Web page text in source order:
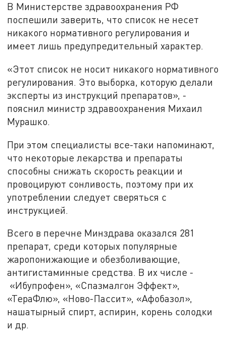
В Министерстве здравоохранения РФ
поспешили заверить, что список не несет
никакого нормативного регулирования и
имеет лишь предупредительный характер.
«Этот список не носит никакого нормативного
регулирования. Это выборка, которую делали
эксперты из инструкций препаратов», -
пояснил министр здравоохранения Михаил
Мурашко.
При этом специалисты все-таки напоминают,
что некоторые лекарства и препараты
способны снижать скорость реакции и
провоцируют сонливость, поэтому при их
употреблении следует сверяться с
инструкцией.
Всего в перечне Минздрава оказался 281
препарат, среди которых популярные
жаропонижающие и обезболивающие,
антигистаминные средства. В их числе -
«Ибупрофен», «Спазмалгон Эффект»,
«ТераФлю», «Ново-Пассит», «Афобазол»,
нашатырный спирт, аспирин, корень солодки
и др.